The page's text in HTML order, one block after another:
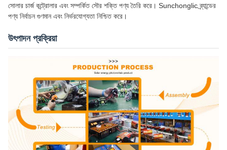
সোলার চার্জ কন্ট্রোলার এবং সম্পর্কিত সৌর শক্তি পণ্য তৈরি করে। Sunchonglic ব্র্যান্ডের
পণ্য নির্বাচন গুণমান এবং নির্ভরযোগ্যতা নিশ্চিত করে।
উৎপাদন প্রক্রিয়া